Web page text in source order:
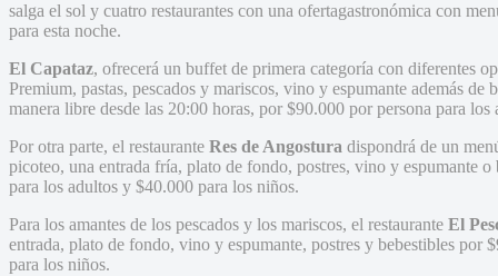
salga el sol y cuatro restaurantes con una ofertagastronómica con
para esta noche.
El Capataz, ofrecerá un buffet de primera categoría con diferentes
Premium, pastas, pescados y mariscos, vino y espumante además de
manera libre desde las 20:00 horas, por $90.000 por persona para
Por otra parte, el restaurante Res de Angostura dispondrá de un
picoteo, una entrada fría, plato de fondo, postres, vino y espumante
para los adultos y $40.000 para los niños.
Para los amantes de los pescados y los mariscos, el restaurante El
entrada, plato de fondo, vino y espumante, postres y bebestibles por
para los niños.